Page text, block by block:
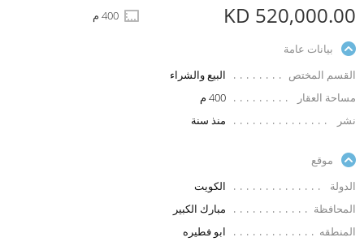
KD 520,000.00
400 م
بيانات عامة
القسم المختص
البيع والشراء
مساحة العقار
400 م
نشر
منذ سنة
موقع
الدولة
الكويت
المحافظة
مبارك الكبير
المنطقه
ابو فطيره